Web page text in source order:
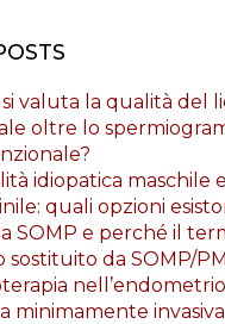
valuta la qualità del
oltre lo
idiopatica maschile e
quali opzioni
la SOMP e perché il
sostituito da SOMP/
minimamente